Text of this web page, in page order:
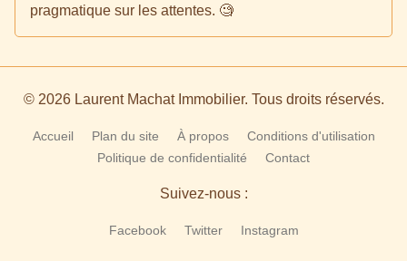
pragmatique sur les attentes. 🧐
© 2026 Laurent Machat Immobilier. Tous droits réservés.
Accueil Plan du site À propos
Conditions d'utilisation
Politique de confidentialité
Contact
Suivez-nous :
Facebook Twitter Instagram